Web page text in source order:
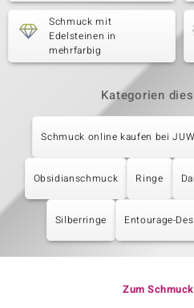
Schmuck mit
Edelsteinen in
mehrfarbig
Kategorien
Schmuck online kaufen bei
Obsidianschmuck Ringe
Silberringe Entourage-
Zum